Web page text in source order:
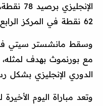
62 نقطة في المركز الرابع.
وسقط مانشستر سيتي
مع بورنموث بهدف
الدوري الإنجليزي بشكل رسمي
وتعد مباراة اليوم الأخيرة